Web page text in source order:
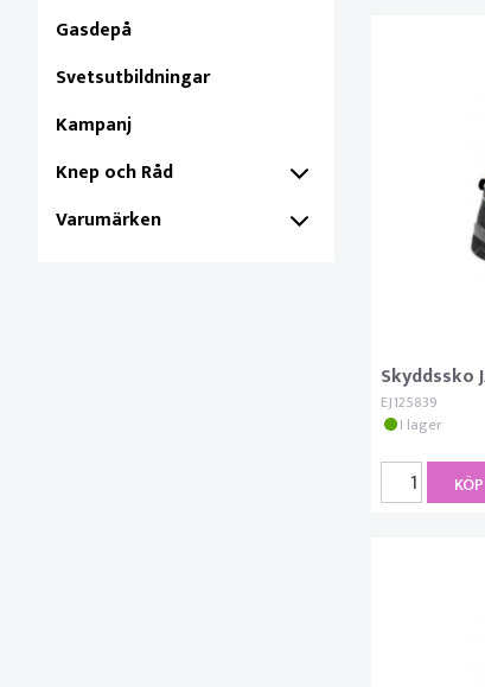
Gasdepå
Svetsutbildningar
Kampanj
Knep och Råd
Varumärken
Skyddssko
EJ125839
I lager
KÖP